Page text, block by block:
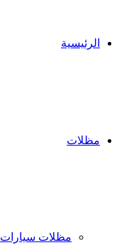
الرئيسية
مظلات
مظلات سيارات